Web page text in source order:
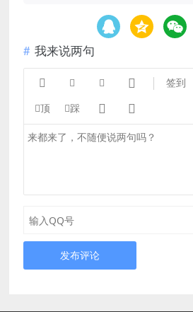
我来说两句
    签到
顶 踩  
发布评论